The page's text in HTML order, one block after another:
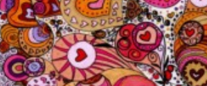
MUSIQUE DE L’INSTINCT
BOUTIQUE
ACTUALITE